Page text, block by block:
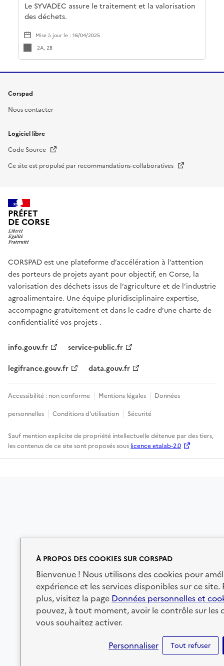
À PROPOS DES COOKIES SUR CORSPAD
Bienvenue ! Nous utilisons des cookies pour
expérience et les services disponibles sur ce site.
plus, visitez la page Données personnelles et
pouvez, à tout moment, avoir le contrôle sur les
vous souhaitez activer.
Tout refuser
Personnaliser
Le SYVADEC assure le traitement et la valorisation
des déchets.
Mise à jour le : 16/04/2025
2A, 2B
Corspad
Nous contacter
Logiciel libre
Code Source Nouvelle fenêtre
Ce site est propulsé par recommandations-collaboratives Nouvelle fenêtre
PRÉFET
DE CORSE
CORSPAD est une plateforme d’accélération à l’attention
des porteurs de projets ayant pour objectif, en Corse, la
valorisation des déchets issus de l’agriculture et de l’industrie
agroalimentaire. Une équipe pluridisciplinaire expertise,
accompagne gratuitement et dans le cadre d’une charte de
confidentialité vos projets .
info.gouv.fr
service-public.fr
legifrance.gouv.fr
data.gouv.fr
Accessibilité : non conforme Mentions légales
Données
personnelles
Conditions d'utilisation Sécurité
Sauf mention explicite de propriété intellectuelle détenue par des tiers,
les contenus de ce site sont proposés sous licence etalab-2.0